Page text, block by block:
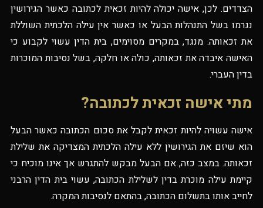
הצדדים. לכן, אישה יכולה להיות זכאית לכתובה כאשר הגירושין
נגרמו בשל התנהלות הבעל או כאשר אין עילה הלכתית השוללת
את זכאותה. מנגד, במקרים מסוימים, בית הדין עשוי לקבוע כי
האישה איבדה את זכאותה, כולה או חלקה, בשל נסיבות המוכרות
בדין העברי.
מתי אישה זכאית לכתובה?
אישה עשויה להיות זכאית לקבל את סכום הכתובה כאשר הבעל
הוא שיזם את הגירושין ללא עילה הלכתית המצדיקה את שלילת
זכאותה. במצב כזה, אם הבעל מבקש להתגרש אך אינו מוכיח כי
קיימת עילה מוכרת בדין לשלילת הכתובה, עשוי בית הדין הרבני
לחייב אותו בתשלום הכתובה, בהתאם לנסיבות המקרה.